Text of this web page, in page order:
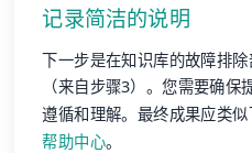
记录简洁的说明
下一步是在知识库的故障排
（来自步骤3）。您需要确
遵循和理解。最终成果应类
帮助中心。